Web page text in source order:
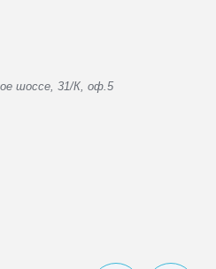
шоссе, 31/К, оф.5